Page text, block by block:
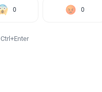
0 0